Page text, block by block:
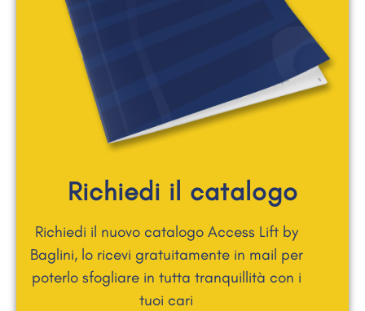
Richiedi il catalogo
Richiedi il nuovo catalogo Access Lift by
Baglini, lo ricevi gratuitamente in mail per
poterlo sfogliare in tutta tranquillità con i
tuoi cari